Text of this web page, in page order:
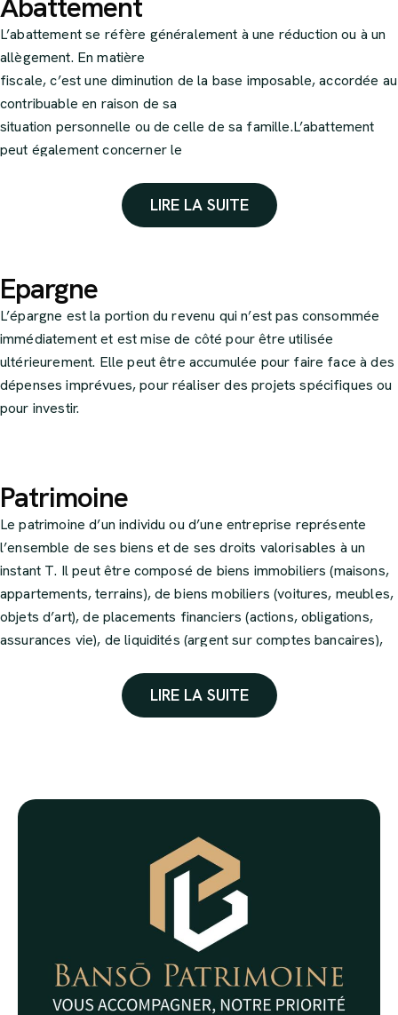
L’abattement se réfère généralement à une réduction ou à un
allègement. En matière
fiscale, c’est une diminution de la base imposable, accordée au
contribuable en raison de sa
situation personnelle ou de celle de sa famille.L’abattement
peut également concerner le
LIRE LA SUITE
Epargne
L’épargne est la portion du revenu qui n’est pas consommée
immédiatement et est mise de côté pour être utilisée
ultérieurement. Elle peut être accumulée pour faire face à des
dépenses imprévues, pour réaliser des projets spécifiques ou
pour investir.
Patrimoine
Le patrimoine d’un individu ou d’une entreprise représente
l’ensemble de ses biens et de ses droits valorisables à un
instant T. Il peut être composé de biens immobiliers (maisons,
appartements, terrains), de biens mobiliers (voitures, meubles,
objets d’art), de placements financiers (actions, obligations,
assurances vie), de liquidités (argent sur comptes bancaires),
LIRE LA SUITE